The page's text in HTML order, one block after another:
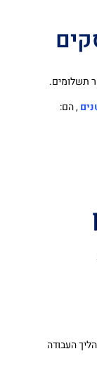
תשלומים.
, הם:
העבודה